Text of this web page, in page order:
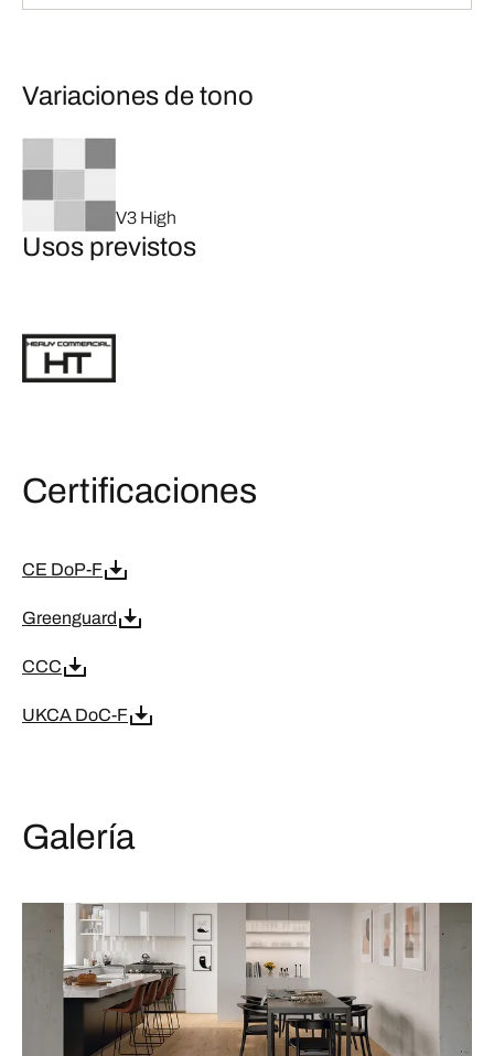
Variaciones de tono
V3 High
Usos previstos
Certificaciones
CE DoP-F
Greenguard
CCC
UKCA DoC-F
Galería